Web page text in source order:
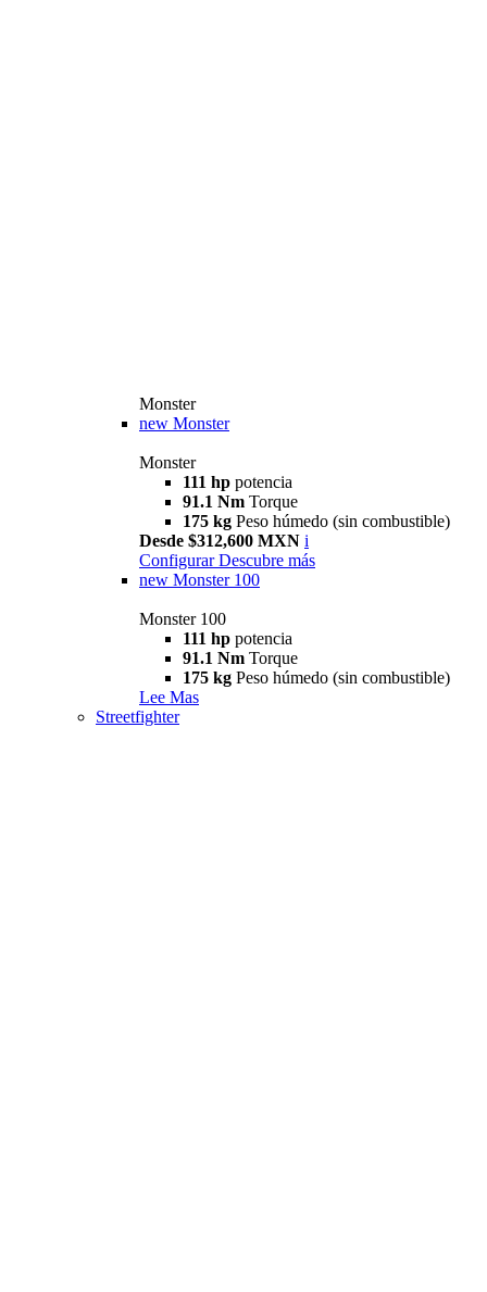
Monster
new Monster
Monster
111 hp potencia
91.1 Nm Torque
175 kg Peso húmedo (sin combustible)
Desde $312,600 MXN i
Configurar Descubre más
new Monster 100
Monster 100
111 hp potencia
91.1 Nm Torque
175 kg Peso húmedo (sin combustible)
Lee Mas
Streetfighter